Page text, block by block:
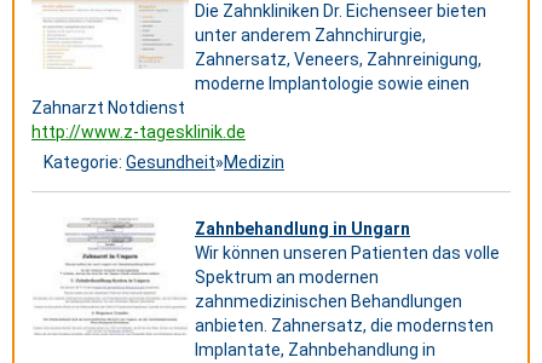
Die Zahnkliniken Dr. Eichenseer bieten
unter anderem Zahnchirurgie,
Zahnersatz, Veneers, Zahnreinigung,
moderne Implantologie sowie einen
Zahnarzt Notdienst
http://www.z-tagesklinik.de
Kategorie: Gesundheit»Medizin
Zahnbehandlung in Ungarn
Wir können unseren Patienten das volle
Spektrum an modernen
zahnmedizinischen Behandlungen
anbieten. Zahnersatz, die modernsten
Implantate, Zahnbehandlung in